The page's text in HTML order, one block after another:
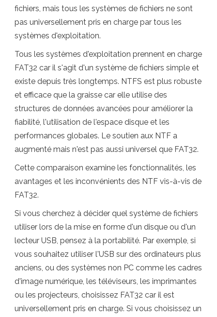
fichiers, mais tous les systèmes de fichiers ne sont
pas universellement pris en charge par tous les
systèmes d'exploitation.
Tous les systèmes d'exploitation prennent en charge
FAT32 car il s'agit d'un système de fichiers simple et
existe depuis très longtemps. NTFS est plus robuste
et efficace que la graisse car elle utilise des
structures de données avancées pour améliorer la
fiabilité, l'utilisation de l'espace disque et les
performances globales. Le soutien aux NTF a
augmenté mais n'est pas aussi universel que FAT32.
Cette comparaison examine les fonctionnalités, les
avantages et les inconvénients des NTF vis-à-vis de
FAT32.
Si vous cherchez à décider quel système de fichiers
utiliser lors de la mise en forme d'un disque ou d'un
lecteur USB, pensez à la portabilité. Par exemple, si
vous souhaitez utiliser l'USB sur des ordinateurs plus
anciens, ou des systèmes non PC comme les cadres
d'image numérique, les téléviseurs, les imprimantes
ou les projecteurs, choisissez FAT32 car il est
universellement pris en charge. Si vous choisissez un